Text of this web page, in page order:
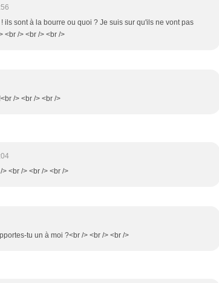
ils sont à la bourre ou quoi ? Je suis sur qu'ils ne vont pas
<br /> <br /> <br />
/> <br /> <br />
<br /> <br /> <br />
tu un à moi ?<br /> <br /> <br />